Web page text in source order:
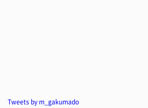
Tweets by m_gakumado